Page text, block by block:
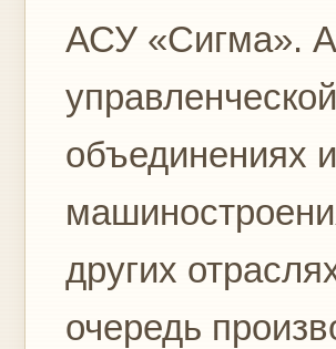
АСУ «Сигма».
объединениях
других
очередь